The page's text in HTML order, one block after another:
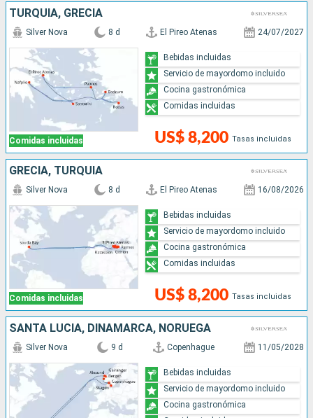
TURQUÍA, GRECIA
Comidas incluidas
Silver Nova 8 d El Pireo Atenas 24/07/2027
US$ 8,200 Tasas incluidas
Bebidas incluidas
Servicio de mayordomo incluido
Cocina gastronómica
Comidas incluidas
GRECIA, TURQUÍA
Comidas incluidas
Silver Nova 8 d El Pireo Atenas 16/08/2026
US$ 8,200 Tasas incluidas
Bebidas incluidas
Servicio de mayordomo incluido
Cocina gastronómica
Comidas incluidas
SANTA LUCIA, DINAMARCA, NORUEGA
Silver Nova 9 d Copenhague 11/05/2028
Bebidas incluidas
Servicio de mayordomo incluido
Cocina gastronómica